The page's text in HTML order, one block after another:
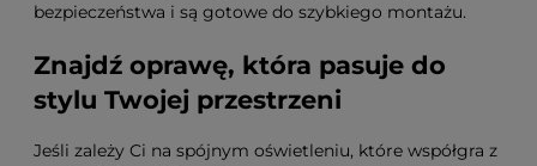
bezpieczeństwa i są gotowe do szybkiego montażu.
Znajdź oprawę, która pasuje do
stylu Twojej przestrzeni
Jeśli zależy Ci na spójnym oświetleniu, które współgra z